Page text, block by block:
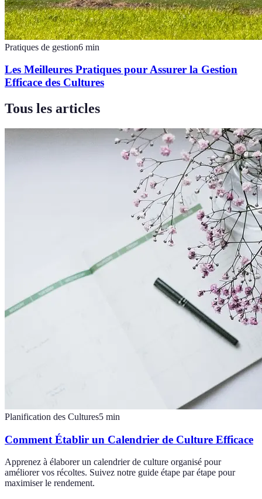
Pratiques de gestion6 min
Les Meilleures Pratiques pour Assurer la Gestion
Efficace des Cultures
Tous les articles
Planification des Cultures5 min
Comment Établir un Calendrier de Culture Efficace
Apprenez à élaborer un calendrier de culture organisé pour
améliorer vos récoltes. Suivez notre guide étape par étape pour
maximiser le rendement.